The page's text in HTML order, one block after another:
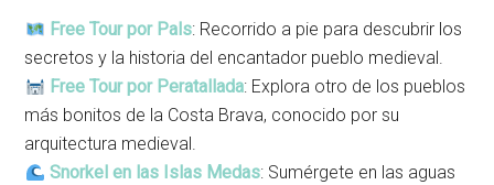
Free Tour por Pals: Recorrido a pie para descubrir los
secretos y la historia del encantador pueblo medieval.
Free Tour por Peratallada: Explora otro de los pueblos
más bonitos de la Costa Brava, conocido por su
arquitectura medieval.
Snorkel en las Islas Medas: Sumérgete en las aguas